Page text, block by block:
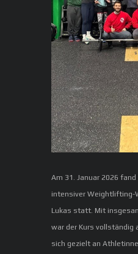
Am 31. Januar 2026
intensiver Weightlifting-
Lukas statt. Mit
war der Kurs vollständig
sich gezielt an